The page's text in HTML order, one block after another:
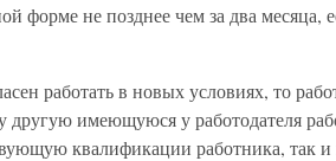
форме не позднее чем за два месяца,
работать в новых условиях, то
другую имеющуюся у работодателя
квалификации работника, так